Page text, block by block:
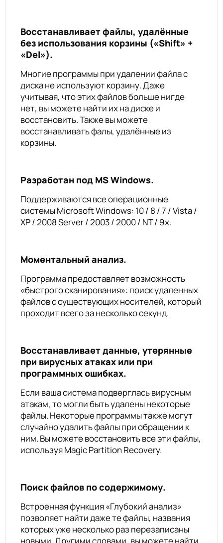
Восстанавливает файлы, удалённые
без использования корзины («Shift» +
«Del»).
Многие программы при удалении файла с
диска не используют корзину. Даже
учитывая, что этих файлов больше нигде
нет, вы можете найти их на диске и
восстановить. Также вы можете
восстанавливать фалы, удалённые из
корзины.
Разработан под MS Windows.
Поддерживаются все операционные
системы Microsoft Windows: 10 / 8 / 7 / Vista /
XP / 2008 Server / 2003 / 2000 / NT / 9x.
Моментальный анализ.
Программа предоставляет возможность
«быстрого сканирования»: поиск удаленных
файлов с существующих носителей, который
проходит всего за несколько секунд.
Восстанавливает данные, утерянные
при вирусных атаках или при
программных ошибках.
Если ваша система подверглась вирусным
атакам, то могли быть удалены некоторые
файлы. Некоторые программы также могут
случайно удалить файлы при обращении к
ним. Вы можете восстановить все эти файлы,
используя Magic Partition Recovery.
Поиск файлов по содержимому.
Встроенная функция «Глубокий анализ»
позволяет найти даже те файлы, названия
которых уже несколько раз перезаписаны